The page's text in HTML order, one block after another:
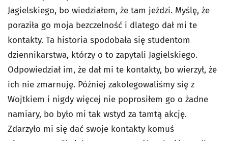
Jagielskiego, bo wiedziałem, że tam jeździ. Myślę, że
poraziła go moja bezczelność i dlatego dał mi te
kontakty. Ta historia spodobała się studentom
dziennikarstwa, którzy o to zapytali Jagielskiego.
Odpowiedział im, że dał mi te kontakty, bo wierzył, że
ich nie zmarnuję. Później zakolegowaliśmy się z
Wojtkiem i nigdy więcej nie poprosiłem go o żadne
namiary, bo było mi tak wstyd za tamtą akcję.
Zdarzyło mi się dać swoje kontakty komuś